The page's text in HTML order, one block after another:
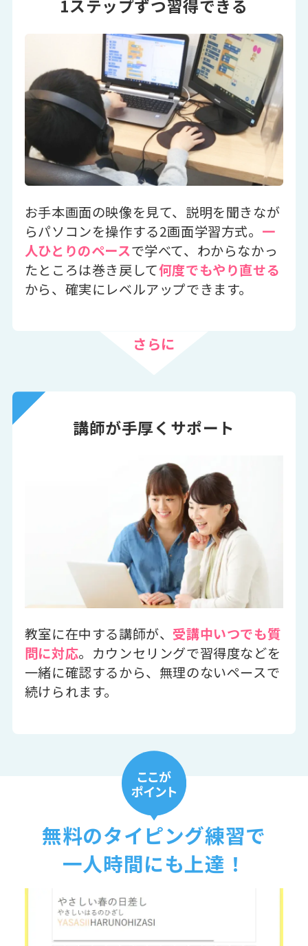
1ステップずつ習得できる
お手本画面の映像を見て、説明を聞きなが
らパソコンを操作する2画面学習方式。 一
人ひとりのペースで学べて、わからなかっ
たところは巻き戻して何度でもやり直せる
から、確実にレベルアップできます。
さらに
講師が手厚くサポート
教室に在中する講師が、 受講中いつでも質
問に対応。カウンセリングで習得度などを
一緒に確認するから、無理のないペースで
続けられます。
無料のタイピング練習で
一人時間にも上達！